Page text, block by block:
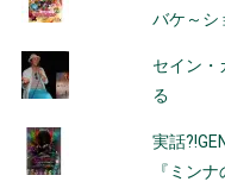
バケ～シ
セイン・
る
実話
『ミンナ